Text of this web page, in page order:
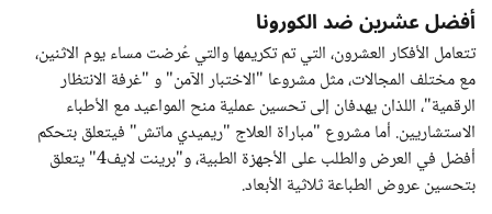
أفضل عشرين ضد الكورونا
تتعامل الأفكار العشرون، التي تم تكريمها والتي عُرضت مساء يوم الاثنين،
مع مختلف المجالات، مثل مشروعا "الاختبار الآمن" و "غرفة الانتظار
الرقمية"، اللذان يهدفان إلى تحسين عملية منح المواعيد مع الأطباء
الاستشاريين. أما مشروع "مباراة العلاج "ريميدي ماتش" فيتعلق بتحكم
أفضل في العرض والطلب على الأجهزة الطبية، و"برينت لايف4" يتعلق
بتحسين عروض الطباعة ثلاثية الأبعاد.